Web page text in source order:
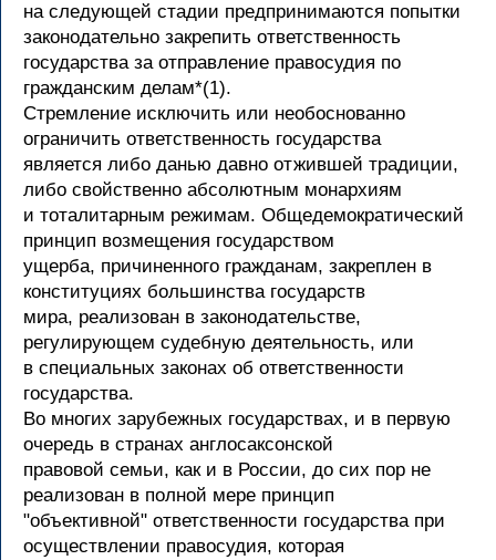
на следующей стадии предпринимаются попытки
законодательно закрепить ответственность
государства за отправление правосудия по
гражданским делам*(1).
Стремление исключить или необоснованно
ограничить ответственность государства
является либо данью давно отжившей традиции,
либо свойственно абсолютным монархиям
и тоталитарным режимам. Общедемократический
принцип возмещения государством
ущерба, причиненного гражданам, закреплен в
конституциях большинства государств
мира, реализован в законодательстве,
регулирующем судебную деятельность, или
в специальных законах об ответственности
государства.
Во многих зарубежных государствах, и в первую
очередь в странах англосаксонской
правовой семьи, как и в России, до сих пор не
реализован в полной мере принцип
"объективной" ответственности государства при
осуществлении правосудия, которая